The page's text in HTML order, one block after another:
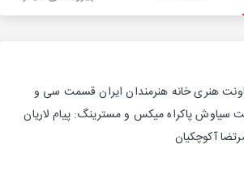
هنرى خانه هنرمندان ايران قسمت سی و
سياوش پاكراه ميكس و مسترينگ: پيام لاريان
آكوچكيان